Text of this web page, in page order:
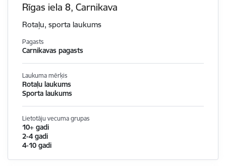
Rīgas iela 8, Carnikava
Rotaļu, sporta laukums
Pagasts
Carnikavas pagasts
Laukuma mērķis
Rotaļu laukums
Sporta laukums
Lietotāju vecuma grupas
10+ gadi
2-4 gadi
4-10 gadi